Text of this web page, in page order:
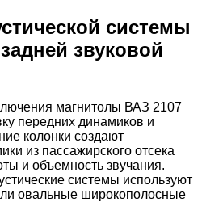
системы
звуковой
магнитолы ВАЗ 2107
передних динамиков и
колонки создают
из пассажирского отсека
и объемность звучания.
системы используют
овальные широкополосные